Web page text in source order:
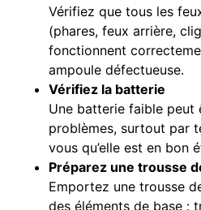
Vérifiez que tous les
(phares, feux arrière,
fonctionnent
ampoule défectueuse.
Vérifiez la batterie
Une batterie faible peut
problèmes, surtout par
vous qu’elle est en bon
Préparez une trousse
Emportez une trousse
des éléments de base :